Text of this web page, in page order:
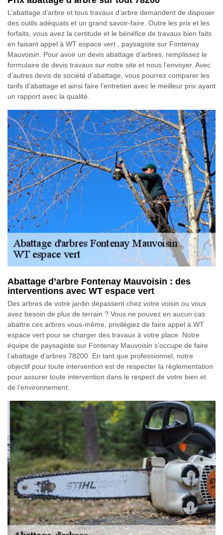
L’abattage d’arbre et tous travaux d’arbre demandent de disposer
des outils adéquats et un grand savoir-faire. Outre les prix et les
forfaits, vous avez la certitude et le bénéfice de travaux bien faits
en faisant appel à WT espace vert , paysagiste sur Fontenay
Mauvoisin. Pour avoir un devis abattage d’arbres, remplissez le
formulaire de devis travaux sur notre site et nous l’envoyer. Avec
d’autres devis de société d’abattage, vous pourrez comparer les
tarifs d’abattage et ainsi faire l’entretien avec le meilleur prix ayant
un rapport avec la qualité.
Abattage d’arbre Fontenay Mauvoisin : des
interventions avec WT espace vert
Des arbres de votre jardin dépassent chez votre voisin ou vous
avez besoin de plus de terrain ? Vous ne pouvez en aucun cas
abattre ces arbres vous-même, privilégiez de faire appel à WT
espace vert pour se charger des travaux à votre place. Notre
équipe de paysagiste sur Fontenay Mauvoisin s’occupe de faire
l’abattage d’arbres 78200. En tant que professionnel, notre
objectif pour toute intervention est de respecter la réglementation
pour assurer toute intervention dans le respect de votre bien et
de l’environnement.